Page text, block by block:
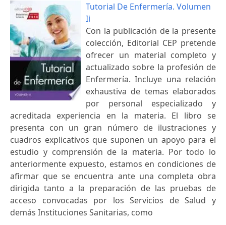
Tutorial De Enfermería. Volumen
Ii
Con la publicación de la presente
colección, Editorial CEP pretende
ofrecer un material completo y
actualizado sobre la profesión de
Enfermería. Incluye una relación
exhaustiva de temas elaborados
por personal especializado y
acreditada experiencia en la materia. El libro se
presenta con un gran número de ilustraciones y
cuadros explicativos que suponen un apoyo para el
estudio y comprensión de la materia. Por todo lo
anteriormente expuesto, estamos en condiciones de
afirmar que se encuentra ante una completa obra
dirigida tanto a la preparación de las pruebas de
acceso convocadas por los Servicios de Salud y
demás Instituciones Sanitarias, como